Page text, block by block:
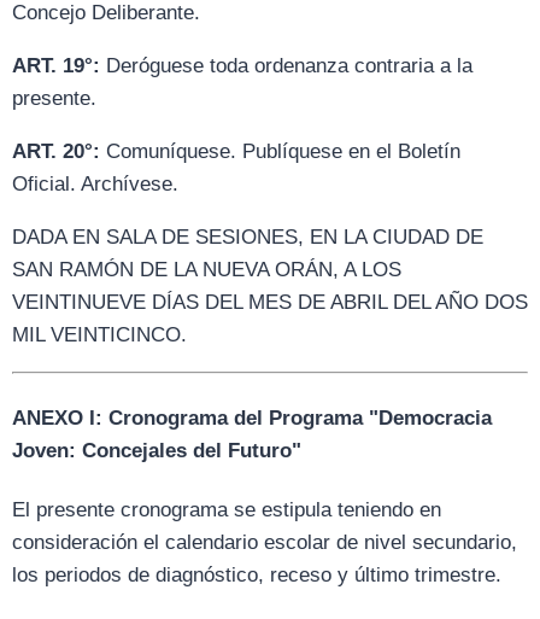
Concejo Deliberante.
ART. 19°: Deróguese toda ordenanza contraria a la
presente.
ART. 20°: Comuníquese. Publíquese en el Boletín
Oficial. Archívese.
DADA EN SALA DE SESIONES, EN LA CIUDAD DE
SAN RAMÓN DE LA NUEVA ORÁN, A LOS
VEINTINUEVE DÍAS DEL MES DE ABRIL DEL AÑO DOS
MIL VEINTICINCO.
ANEXO I: Cronograma del Programa "Democracia
Joven: Concejales del Futuro"
El presente cronograma se estipula teniendo en
consideración el calendario escolar de nivel secundario,
los periodos de diagnóstico, receso y último trimestre.